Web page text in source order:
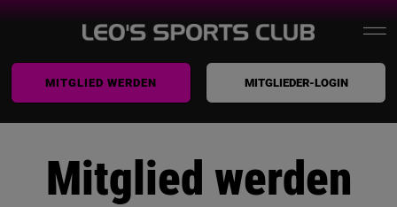
springen
Home
Training
MITGLIED WERDEN MITGLIEDER-LOGIN
Mitglied werden